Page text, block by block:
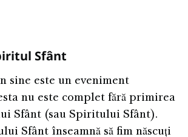
Sfânt
sine este un eveniment
nu este complet fără primirea
Sfânt (sau Spiritului Sfânt).
Sfânt înseamnă să fim născuți